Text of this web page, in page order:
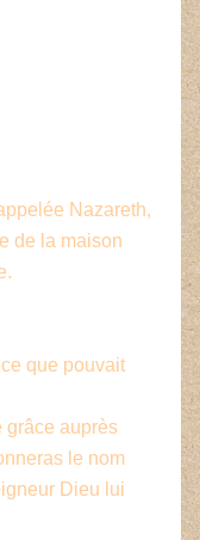
Nazareth,
de la maison
que pouvait
grâce auprès
le nom
Dieu lui